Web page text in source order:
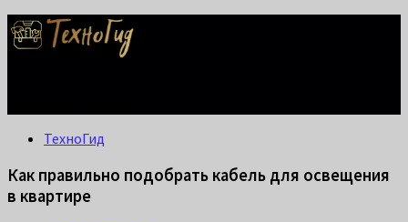
ТехноГид
Как правильно подобрать кабель для освещения
в квартире